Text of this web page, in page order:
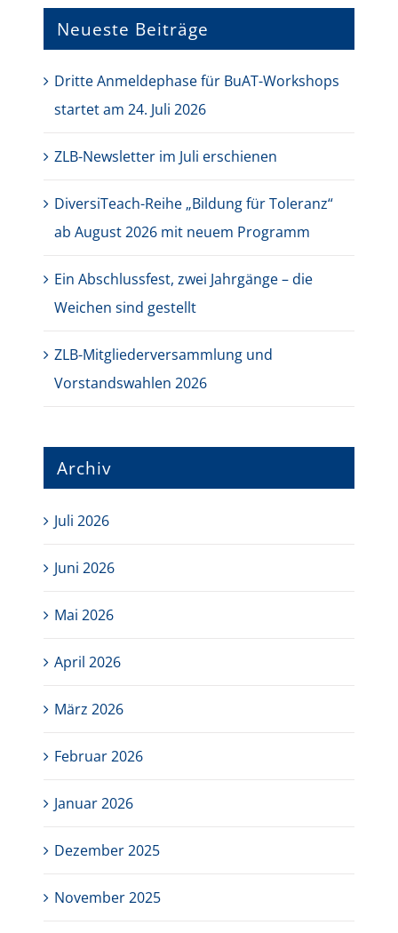
Neueste Beiträge
Dritte Anmeldephase für BuAT-Workshops
startet am 24. Juli 2026
ZLB-Newsletter im Juli erschienen
DiversiTeach-Reihe „Bildung für Toleranz“
ab August 2026 mit neuem Programm
Ein Abschlussfest, zwei Jahrgänge – die
Weichen sind gestellt
ZLB-Mitgliederversammlung und
Vorstandswahlen 2026
Archiv
Juli 2026
Juni 2026
Mai 2026
April 2026
März 2026
Februar 2026
Januar 2026
Dezember 2025
November 2025